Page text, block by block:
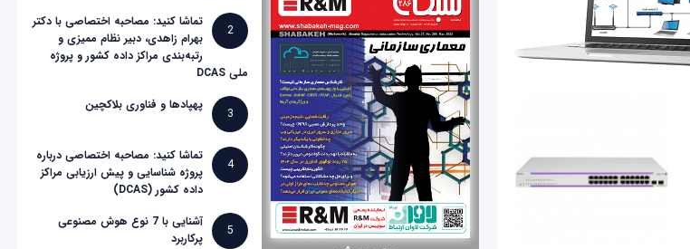
2
تماشا کنید: مصاحبه اختصاصی با دکتر
بهرام زاهدی، دبیر نظام ممیزی و
رتبه‌بندی مراکز داده کشور و پروژه
ملی DCAS
3
پهپادها و فناوری بلاکچین
4
تماشا کنید: مصاحبه اختصاصی درباره
پروژه شناسایی و پیش ارزیابی مراکز
داده کشور (DCAS)
5
آشنایی با 7 نوع هوش مصنوعی
پرکاربرد